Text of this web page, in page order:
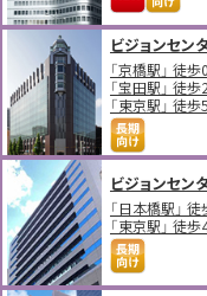
ビジョンセン
「京橋駅」 徒
「宝田駅」 徒
「東京駅」 徒
ビジョンセン
「日本橋駅」
「東京駅」 徒